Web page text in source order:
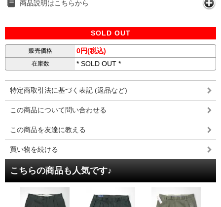
商品説明はこちらから
SOLD OUT
販売価格 0円(税込)
在庫数 * SOLD OUT *
特定商取引法に基づく表記 (返品など)
この商品について問い合わせる
この商品を友達に教える
買い物を続ける
こちらの商品も人気です♪